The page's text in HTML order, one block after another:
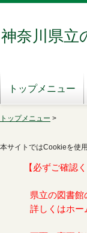
神奈川県立
トップメニュー
トップメニュー >
本サイトではCookieを使
【必ずご確認
県立の図書
詳しくはホー